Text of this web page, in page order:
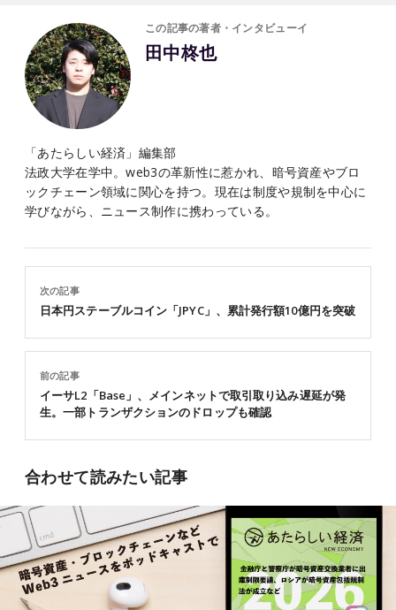
この記事の著者・インタビューイ
田中柊也
「あたらしい経済」編集部
法政大学在学中。web3の革新性に惹かれ、暗号資産やブロ
ックチェーン領域に関心を持つ。現在は制度や規制を中心に
学びながら、ニュース制作に携わっている。
前の記事
イーサL2「Base」、メインネットで取引取り込み遅延が発
生。一部トランザクションのドロップも確認
次の記事
日本円ステーブルコイン「JPYC」、累計発行額10億円を突破
合わせて読みたい記事